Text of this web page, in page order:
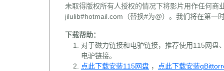
未取得版权所有人授权的情况下将影片用作任何
jilulib#hotmail.com（替换#为@）。我们将在第一
下载帮助：
对于磁力链接和电驴链接，推荐使用115网盘
电驴链接。
点此下载安装115网盘 ，
点此下载安装